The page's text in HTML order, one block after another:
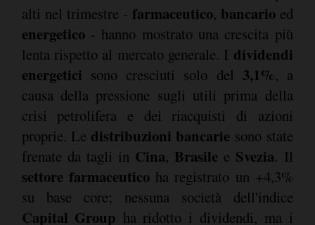
alti nel trimestre - farmaceutico, bancarioed
energetico- hanno mostrato una crescita più
lenta rispetto al mercato generale. I dividendi
energetici sono cresciuti solo del 3,1%, a
causa della pressione sugli utili prima della
crisi petrolifera e dei riacquisti di azioni
proprie. Le distribuzioni bancarie sono state
frenate da tagli in Cina, Brasile e Svezia. Il
settore farmaceuticoha registrato un +4,3%
su base core; nessuna società dell'indice
Capital Group ha ridotto i dividendi, ma i